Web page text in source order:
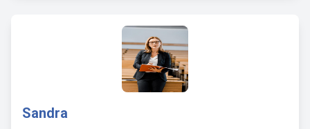
Sandra